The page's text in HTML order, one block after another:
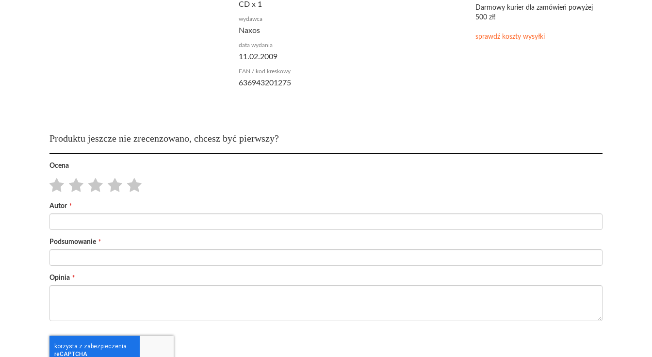
CD x 1
wydawca
Naxos
data wydania
11.02.2009
EAN / kod kreskowy
636943201275
Darmowy kurier dla zamówień powyżej
500 zł!
sprawdź koszty wysyłki
Produktu jeszcze nie zrecenzowano, chcesz być pierwszy?
Ocena
star
stars
stars
stars
stars
Autor
Podsumowanie
Opinia